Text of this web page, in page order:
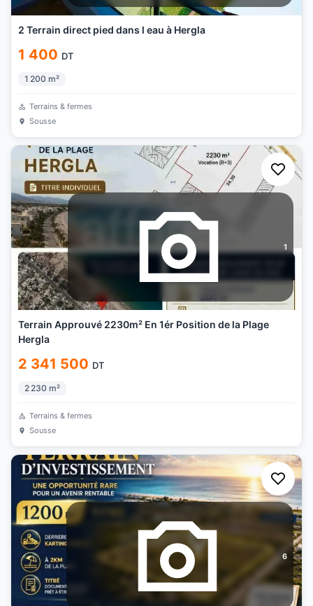
2 Terrain direct pied dans l eau à Hergla
1 400 DT
1 200 m²
Terrains & fermes
Sousse
1
Terrain Approuvé 2230m² En 1ér Position de la Plage
Hergla
2 341 500 DT
2 230 m²
Terrains & fermes
Sousse
6